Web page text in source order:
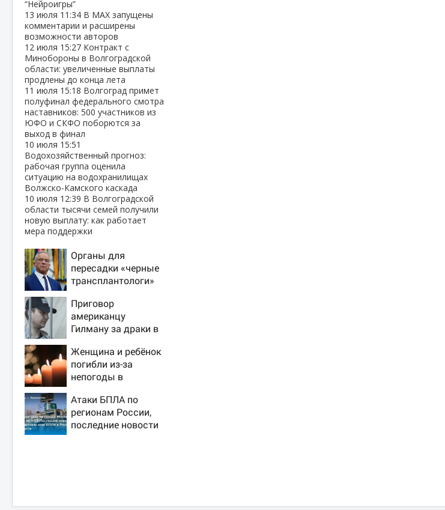
“Нейроигры”
13 июля 11:34 В МАХ запущены
комментарии и расширены
возможности авторов
12 июля 15:27 Контракт с
Минобороны в Волгоградской
области: увеличенные выплаты
продлены до конца лета
11 июля 15:18 Волгоград примет
полуфинал федерального смотра
наставников: 500 участников из
ЮФО и СКФО поборются за
выход в финал
10 июля 15:51
Водохозяйственный прогноз:
рабочая группа оценила
ситуацию на водохранилищах
Волжско‑Камского каскада
10 июля 12:39 В Волгоградской
области тысячи семей получили
новую выплату: как работает
мера поддержки
Органы для
пересадки «черные
трансплантологи»
живых пациентов
Приговор
американцу
Гилману за драки в
потребовали
ужесточить -
Новости на Вести.ru
Женщина и ребёнок
погибли из-за
непогоды в
Атаки БПЛА по
регионам России,
последние новости